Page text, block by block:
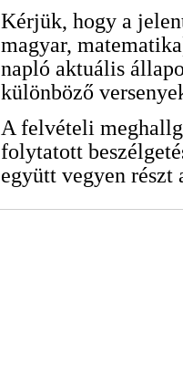
Kérjük, hogy a
magyar,
napló aktuális
különböző
A felvételi
folytatott
együtt vegyen részt